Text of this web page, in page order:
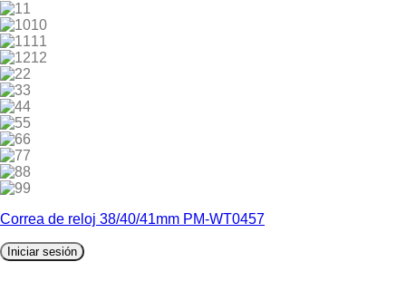
1
10
11
12
2
3
4
5
6
7
8
9
Correa de reloj 38/40/41mm PM-WT0457
Iniciar sesión